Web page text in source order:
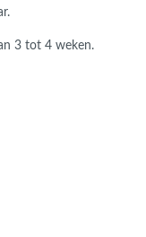
3 tot 4 weken.